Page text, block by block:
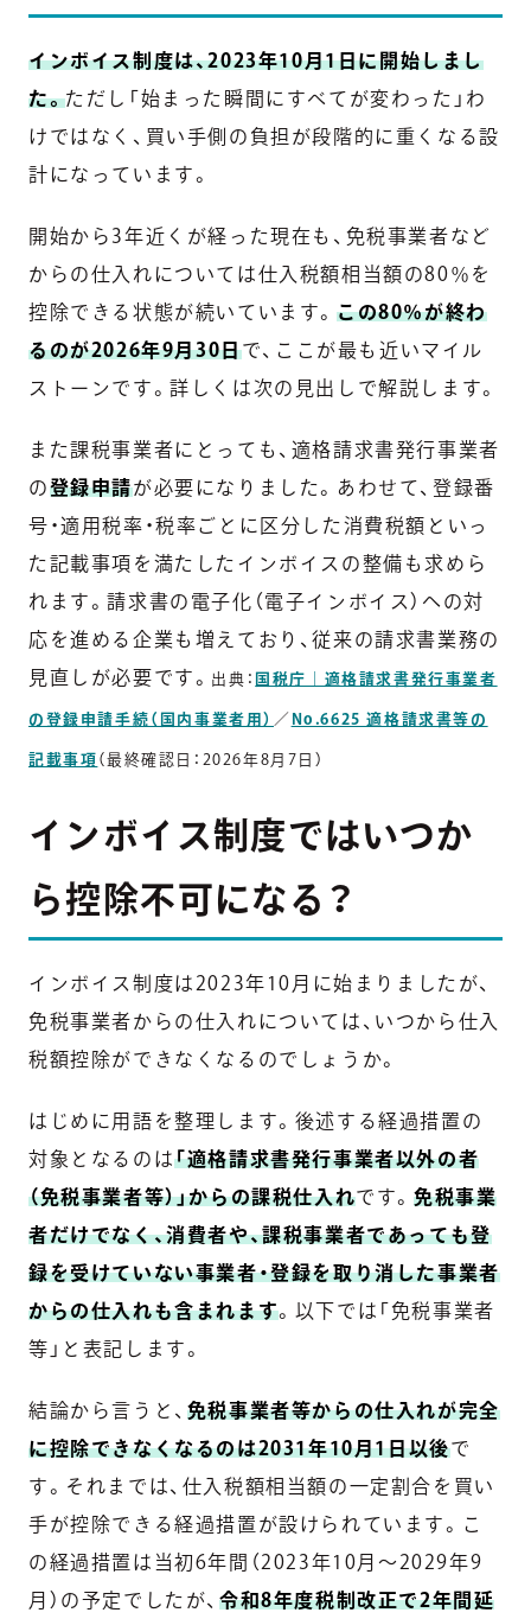
インボイス制度は、2023年10月1日に開始しまし
た。ただし「始まった瞬間にすべてが変わった」わ
けではなく、買い手側の負担が段階的に重くなる設
計になっています。
開始から3年近くが経った現在も、免税事業者など
からの仕入れについては仕入税額相当額の80％を
控除できる状態が続いています。 この80％が終わ
るのが2026年9月30日で、ここが最も近いマイル
ストーンです。詳しくは次の見出しで解説します。
また課税事業者にとっても、適格請求書発行事業者
の登録申請が必要になりました。あわせて、登録番
号・適用税率・税率ごとに区分した消費税額といっ
た記載事項を満たしたインボイスの整備も求めら
れます。請求書の電子化（電子インボイス）への対
応を進める企業も増えており、従来の請求書業務の
見直しが必要です。
出典： 国税庁｜適格請求書発行事業者
の登録申請手続（国内事業者用） ／ No.6625 適格請求書等の
記載事項 （最終確認日：2026年8月7日）
インボイス制度ではいつか
ら控除不可になる？
インボイス制度は2023年10月に始まりましたが、
免税事業者からの仕入れについては、いつから仕入
税額控除ができなくなるのでしょうか。
はじめに用語を整理します。後述する経過措置の
対象となるのは「適格請求書発行事業者以外の者
（免税事業者等）」からの課税仕入れです。免税事業
者だけでなく、消費者や、課税事業者であっても登
録を受けていない事業者・登録を取り消した事業者
からの仕入れも含まれます。以下では「免税事業者
等」と表記します。
結論から言うと、 免税事業者等からの仕入れが完全
に控除できなくなるのは2031年10月1日以後で
す。それまでは、仕入税額相当額の一定割合を買い
手が控除できる経過措置が設けられています。こ
の経過措置は当初6年間（2023年10月〜2029年9
月）の予定でしたが、 令和8年度税制改正で2年間延